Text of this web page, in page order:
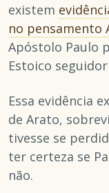
existem
no pensamento
Apóstolo Paulo
Estoico
Essa evidência
de Arato,
tivesse se
ter certeza se
não.